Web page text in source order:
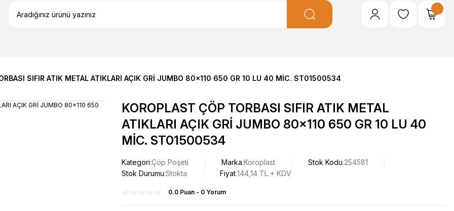
SIFIR ATIK METAL ATIKLARI AÇIK GRİ JUMBO 80x110 650 GR 10 LU 40 MİC. ST01500534
KOROPLAST ÇÖP TORBASI SIFIR ATIK METAL
ATIKLARI AÇIK GRİ JUMBO 80x110 650 GR 10 LU 40
MİC. ST01500534
Kategori Çöp Poşeti Marka Koroplast Stok Kodu 254581
Stok Durumu Stokta Fiyat144,14 TL + KDV
0.0 Puan - 0 Yorum